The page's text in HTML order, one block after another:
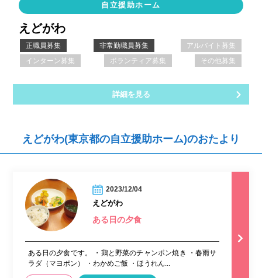
自立援助ホーム
えどがわ
正職員募集 非常勤職員募集
アルバイト募集
インターン募集
ボランティア募集 その他募集
詳細を見る
えどがわ(東京都の自立援助ホーム)のおたより
2023/12/04
えどがわ
ある日の夕食
ある日の夕食です。 ・鶏と野菜のチャンポン焼き ・春雨サ
ラダ（マヨポン） ・わかめご飯 ・ほうれん...